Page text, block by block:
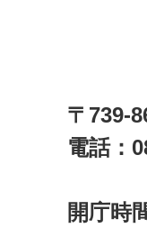
〒739-
電話：
開庁時